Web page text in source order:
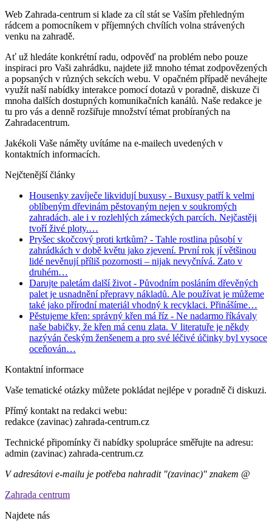
Web Zahrada-centrum si klade za cíl stát se Vaším přehledným
rádcem a pomocníkem v příjemných chvílích volna strávených
venku na zahradě.
Ať už hledáte konkrétní radu, odpověď na problém nebo pouze
inspiraci pro Vaši zahrádku, najdete již mnoho témat zodpovězených
a popsaných v různých sekcích webu. V opačném případě neváhejte
využít naší nabídky interakce pomocí dotazů v poradně, diskuze či
mnoha dalších dostupných komunikačních kanálů. Naše redakce je
tu pro vás a denně rozšiřuje množství témat probíraných na
Zahradacentrum.
Jakékoli Vaše náměty uvítáme na e-mailech uvedených v
kontaktních informacích.
Nejčtenější články
Housenky zavíječe likvidují buxusy - Buxusy patří k velmi
oblíbeným dřevinám pěstovaným nejen v soukromých
zahradách, ale i v rozlehlých zámeckých parcích. Nejčastěji
tvoří živé ploty.…
Pryšec skočcový proti krtkům? - Tahle rostlina působí v
zahrádkách v době květu jako zjevení. První rok jí většinou
lidé nevěnují příliš pozornosti – nijak nevyčnívá. Zato v
druhém…
Darujte paletám další život - Původním posláním dřevěných
palet je usnadnění přepravy nákladů. Ale používat je můžeme
také jako přírodní materiál vhodný k recyklaci. Přinášíme…
Pěstujeme křen: správný křen má říz - Ne nadarmo říkávaly
naše babičky, že křen má cenu zlata. V literatuře je někdy
nazýván českým ženšenem a pro své léčivé účinky byl vysoce
oceňován…
Kontaktní informace
Vaše tematické otázky můžete pokládat nejlépe v poradně či diskuzi.
Přímý kontakt na redakci webu:
redakce (zavinac) zahrada-centrum.cz
Technické připomínky či nabídky spolupráce směřujte na adresu:
admin (zavinac) zahrada-centrum.cz
V adresátovi e-mailu je potřeba nahradit "(zavinac)" znakem @
Zahrada centrum
Najdete nás